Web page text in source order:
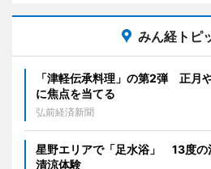
みん経トピ
「津軽伝承料理」の第2弾 正月
に焦点を当てる
弘前経済新聞
星野エリアで「足水浴」 13度の
清涼体験